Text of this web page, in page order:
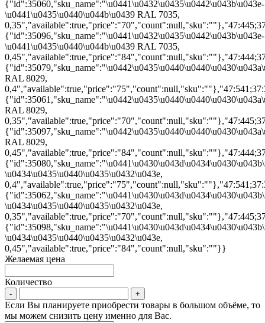
{"id":35060,"sku_name":"\u0441\u0432\u0435\u0442\u043b\u043e-
\u0441\u0435\u0440\u044b\u0439 RAL 7035,
{"id":35096,"sku_name":"\u0441\u0432\u0435\u0442\u043b\u043e-
\u0441\u0435\u0440\u044b\u0439 RAL 7035,
RAL 8029,
RAL 8029,
RAL 8029,
\u0434\u0435\u0440\u0435\u0432\u043e,
\u0434\u0435\u0440\u0435\u0432\u043e,
\u0434\u0435\u0440\u0435\u0432\u043e,
0,45","available":true,"price":"84","count":null,"sku":""}}
Желаемая цена
Количество
Если Вы планируете приобрести товары в большом объёме, то
мы можем снизить цену именно для Вас.